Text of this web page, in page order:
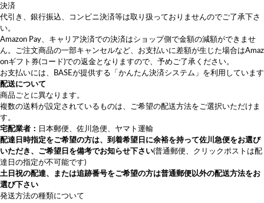
代引き、銀行振込、コンビニ決済等は取り扱っておりませんのでご了承下さ
い。
Amazon Pay、キャリア決済での決済はショップ側で金額の減額ができませ
ん。ご注文商品の一部キャンセルなど、お支払いに差額が生じた場合はAmaz
onギフト券(コード)での返金となりますので、予めご了承ください。
お支払いには、BASEが提供する「かんたん決済システム」を利用しています
配送について
商品ごとに異なります。
複数の送料が設定されているものは、ご希望の配送方法をご選択いただけま
す。
宅配業者：
日本郵便、佐川急便、ヤマト運輸
配達日時指定をご希望の方は、 到着希望日に余裕を持って佐川急便をお選び
いただき 、ご希望日を備考でお知らせ下さい(普通郵便、クリックポストは配
達日の指定が不可能です)
土日祝の配達、または追跡番号をご希望の方は普通郵便以外の配送方法をお
選び下さい
発送方法の種類について